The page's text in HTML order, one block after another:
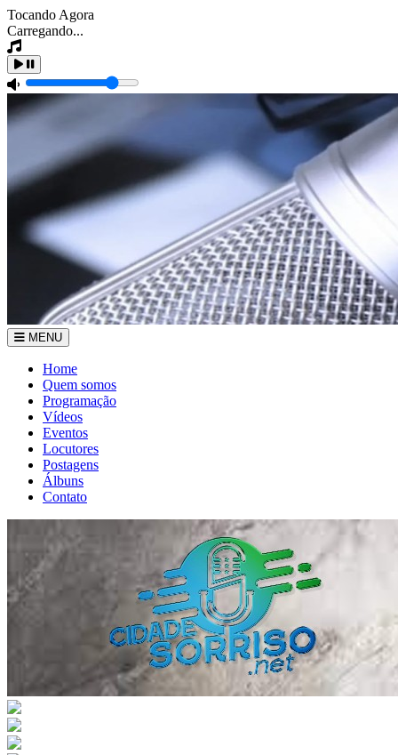
Tocando Agora
Carregando...
MENU
Home
Quem somos
Programação
Vídeos
Eventos
Locutores
Postagens
Álbuns
Contato